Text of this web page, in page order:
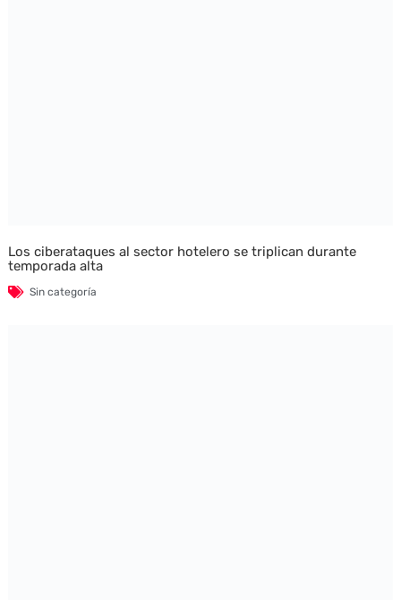
Los ciberataques al sector hotelero se triplican durante
temporada alta
Sin categoría